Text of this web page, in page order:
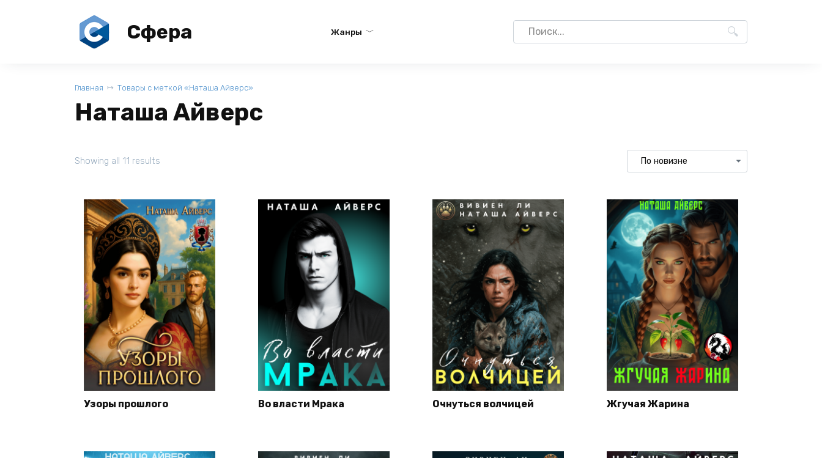
Сфера Жанры
Search
for:
Главная Товары с меткой «Наташа Айверс»
Наташа Айверс
Showing all 11 results
Узоры прошлого Во власти Мрака Очнуться волчицей Жгучая Жарина